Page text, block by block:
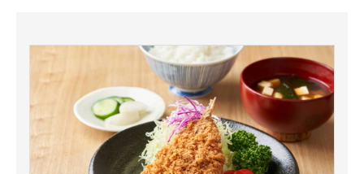
好きが集まる 比べて選べる
ビジネスと働き方のヒント
AI活用のいまが分かる